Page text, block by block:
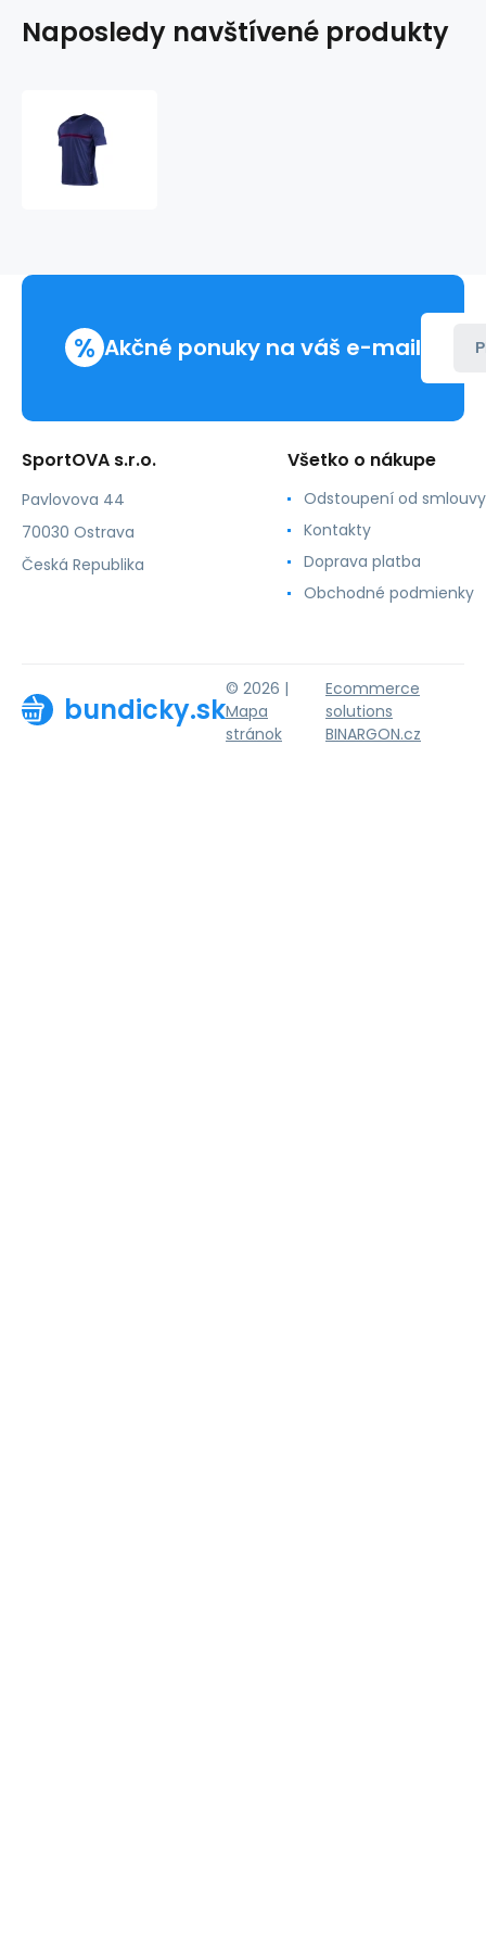
Naposledy navštívené produkty
-
% Akčné ponuky na váš e-mail
SportOVA s.r.o.
Pavlovova 44
70030 Ostrava
Česká Republika
Všetko o nákupe
Odstoupení od smlouvy
Kontakty
Doprava platba
Obchodné podmienky
bundicky.sk
© 2026 |
Mapa
stránok
Ecommerce
solutions
BINARGON.cz